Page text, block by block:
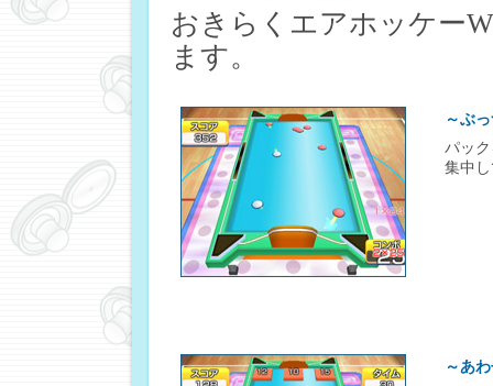
おきらくエアホッケー
ます。
～ぶ
パッ
集中
～あ